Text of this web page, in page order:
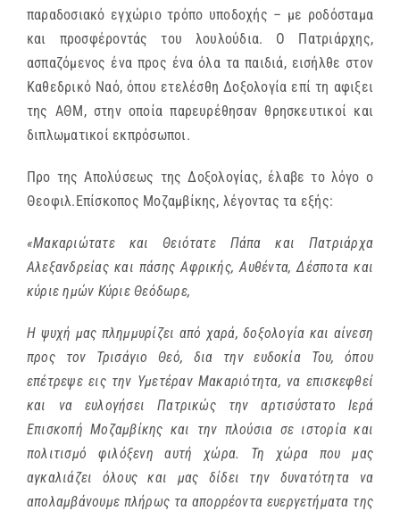
παραδοσιακό εγχώριο τρόπο υποδοχής – με ροδόσταμα
και προσφέροντάς του λουλούδια. Ο Πατριάρχης,
ασπαζόμενος ένα προς ένα όλα τα παιδιά, εισήλθε στον
Καθεδρικό Ναό, όπου ετελέσθη Δοξολογία επί τη αφιξει
της ΑΘΜ, στην οποία παρευρέθησαν θρησκευτικοί και
διπλωματικοί εκπρόσωποι.
Προ της Απολύσεως της Δοξολογίας, έλαβε το λόγο ο
Θεοφιλ.Επίσκοπος Μοζαμβίκης, λέγοντας τα εξής:
«Μακαριώτατε και Θειότατε Πάπα και Πατριάρχα
Αλεξανδρείας και πάσης Αφρικής, Αυθέντα, Δέσποτα και
κύριε ημών Κύριε Θεόδωρε,
Η ψυχή μας πλημμυρίζει από χαρά, δοξολογία και αίνεση
προς τον Τρισάγιο Θεό, δια την ευδοκία Του, όπου
επέτρεψε εις την Υμετέραν Μακαριότητα, να επισκεφθεί
και να ευλογήσει Πατρικώς την αρτισύστατο Ιερά
Επισκοπή Μοζαμβίκης και την πλούσια σε ιστορία και
πολιτισμό φιλόξενη αυτή χώρα. Τη χώρα που μας
αγκαλιάζει όλους και μας δίδει την δυνατότητα να
απολαμβάνουμε πλήρως τα απορρέοντα ευεργετήματα της